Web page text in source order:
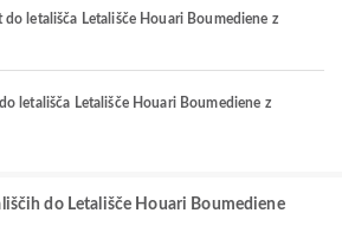
letališča Letališče Houari Boumediene z
letališča Letališče Houari Boumediene z
do Letališče Houari Boumediene